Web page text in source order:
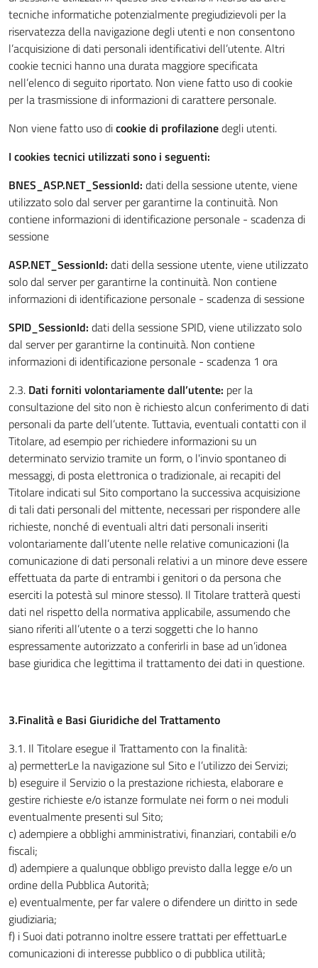
tecniche informatiche potenzialmente pregiudizievoli per la
riservatezza della navigazione degli utenti e non consentono
l’acquisizione di dati personali identificativi dell’utente. Altri
cookie tecnici hanno una durata maggiore specificata
nell’elenco di seguito riportato. Non viene fatto uso di cookie
per la trasmissione di informazioni di carattere personale.
Non viene fatto uso dicookie di profilazionedegli utenti.
I cookies tecnici utilizzati sono i seguenti:
BNES_ASP.NET_SessionId: dati della sessione utente, viene
utilizzato solo dal server per garantirne la continuità. Non
contiene informazioni di identificazione personale - scadenza di
sessione
ASP.NET_SessionId: dati della sessione utente, viene utilizzato
solo dal server per garantirne la continuità. Non contiene
informazioni di identificazione personale - scadenza di sessione
SPID_SessionId: dati della sessione SPID, viene utilizzato solo
dal server per garantirne la continuità. Non contiene
informazioni di identificazione personale - scadenza 1 ora
2.3. Dati forniti volontariamente dall’utente: per la
consultazione del sito non è richiesto alcun conferimento di dati
personali da parte dell’utente. Tuttavia, eventuali contatti con il
Titolare, ad esempio per richiedere informazioni su un
determinato servizio tramite un form, o l'invio spontaneo di
messaggi, di posta elettronica o tradizionale, ai recapiti del
Titolare indicati sul Sito comportano la successiva acquisizione
di tali dati personali del mittente, necessari per rispondere alle
richieste, nonché di eventuali altri dati personali inseriti
volontariamente dall’utente nelle relative comunicazioni (la
comunicazione di dati personali relativi a un minore deve essere
effettuata da parte di entrambi i genitori o da persona che
eserciti la potestà sul minore stesso). Il Titolare tratterà questi
dati nel rispetto della normativa applicabile, assumendo che
siano riferiti all’utente o a terzi soggetti che lo hanno
espressamente autorizzato a conferirli in base ad un’idonea
base giuridica che legittima il trattamento dei dati in questione.
3.Finalità e Basi Giuridiche del Trattamento
3.1. Il Titolare esegue il Trattamento con la finalità:
a) permetterLe la navigazione sul Sito e l’utilizzo dei Servizi;
b) eseguire il Servizio o la prestazione richiesta, elaborare e
gestire richieste e/o istanze formulate nei form o nei moduli
eventualmente presenti sul Sito;
c) adempiere a obblighi amministrativi, finanziari, contabili e/o
fiscali;
d) adempiere a qualunque obbligo previsto dalla legge e/o un
ordine della Pubblica Autorità;
e) eventualmente, per far valere o difendere un diritto in sede
giudiziaria;
f) i Suoi dati potranno inoltre essere trattati per effettuarLe
comunicazioni di interesse pubblico o di pubblica utilità;